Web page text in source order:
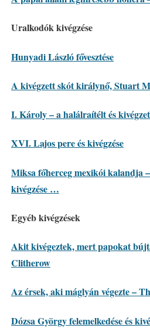
Uralkodók kivégzése
Hunyadi László fővesztése
A kivégzett skót királynő, Stuart
I. Károly – a halálraítélt és
XVI. Lajos pere és kivégzése
Miksa főherceg mexikói kalandja
kivégzése …
Egyéb kivégzések
Akit kivégeztek, mert papokat
Clitherow
Az érsek, aki máglyán végezte –
Dózsa György felemelkedése és